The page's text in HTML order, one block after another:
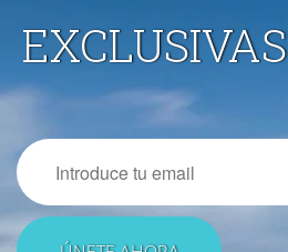
EXCLUSIVAS
Email